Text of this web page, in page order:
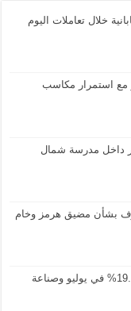
خلال تعاملات اليوم
مع استمرار مكاسب
نار داخل مدرسة شمال
بشأن مضيق هرمز وخام
التجارة الخارجية للصين تنمو 19.2% في يوليو وصناعة